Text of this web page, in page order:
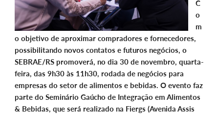
C
o
m
o objetivo de aproximar compradores e fornecedores,
possibilitando novos contatos e futuros negócios, o
SEBRAE/RS promoverá, no dia 30 de novembro, quarta-
feira, das 9h30 às 11h30, rodada de negócios para
empresas do setor de alimentos e bebidas. O evento faz
parte do Seminário Gaúcho de Integração em Alimentos
& Bebidas, que será realizado na Fiergs (Avenida Assis